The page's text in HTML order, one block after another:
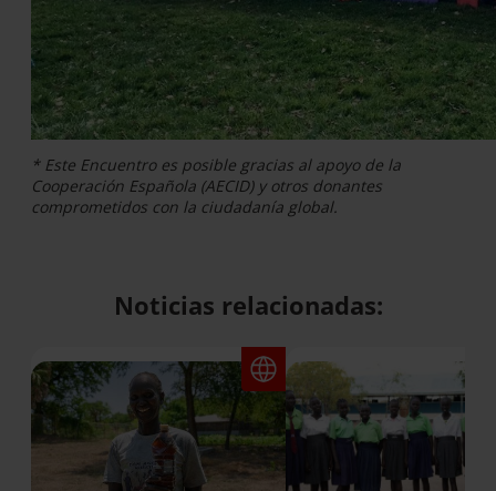
* Este Encuentro es posible gracias al apoyo de la
Cooperación Española (AECID) y otros donantes
comprometidos con la ciudadanía global.
Noticias relacionadas: